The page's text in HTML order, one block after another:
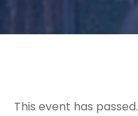
This event has passed.